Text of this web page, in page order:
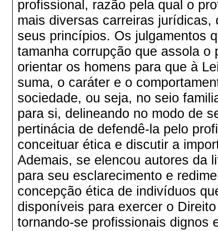
profissional, razão pela qual o
mais diversas carreiras
seus princípios. Os julgamentos
tamanha corrupção que assola
orientar os homens para que à
suma, o caráter e o
sociedade, ou seja, no seio
para si, delineando no modo de
pertinácia de defendê-la pelo
conceituar ética e discutir a
Ademais, se elencou autores da
para seu esclarecimento e
concepção ética de indivíduos
disponíveis para exercer o
tornando-se profissionais dignos